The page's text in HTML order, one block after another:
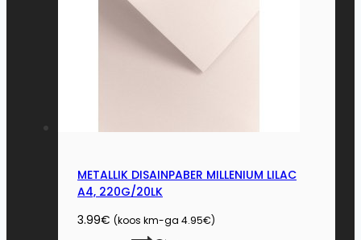
METALLIK DISAINPABER MILLENIUM LILAC
A4, 220G/20LK
3.99€ (koos km-ga 4.95€)